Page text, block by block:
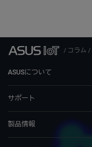
/ コラム /
ASUSについて
サポート
製品情報